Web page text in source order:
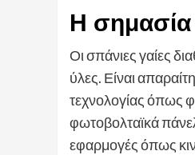
Η
Οι σπάνιες γαίες
ύλες. Είναι
τεχνολογίας όπως
φωτοβολταϊκά
εφαρμογές όπως